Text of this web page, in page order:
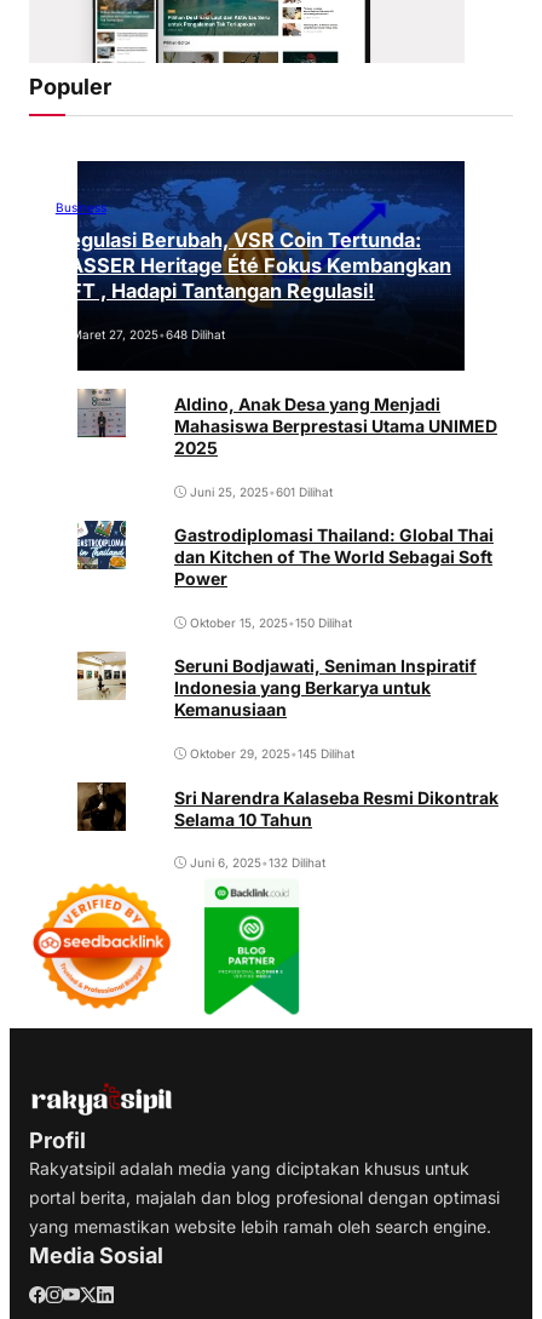
Populer
Business
Regulasi Berubah, VSR Coin Tertunda:
VASSER Heritage Été Fokus Kembangkan
NFT , Hadapi Tantangan Regulasi!
Maret 27, 2025•648 Dilihat
Aldino, Anak Desa yang Menjadi
Mahasiswa Berprestasi Utama UNIMED
2025
Juni 25, 2025•601 Dilihat
Gastrodiplomasi Thailand: Global Thai
dan Kitchen of The World Sebagai Soft
Power
Oktober 15, 2025•150 Dilihat
Seruni Bodjawati, Seniman Inspiratif
Indonesia yang Berkarya untuk
Kemanusiaan
Oktober 29, 2025•145 Dilihat
Sri Narendra Kalaseba Resmi Dikontrak
Selama 10 Tahun
Juni 6, 2025•132 Dilihat
Profil
Rakyatsipil adalah media yang diciptakan khusus untuk
portal berita, majalah dan blog profesional dengan optimasi
yang memastikan website lebih ramah oleh search engine.
Media Sosial